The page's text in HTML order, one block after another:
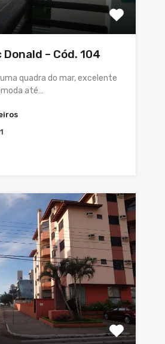
Donald – Cód. 104
quadra do mar, excelente
até…
1